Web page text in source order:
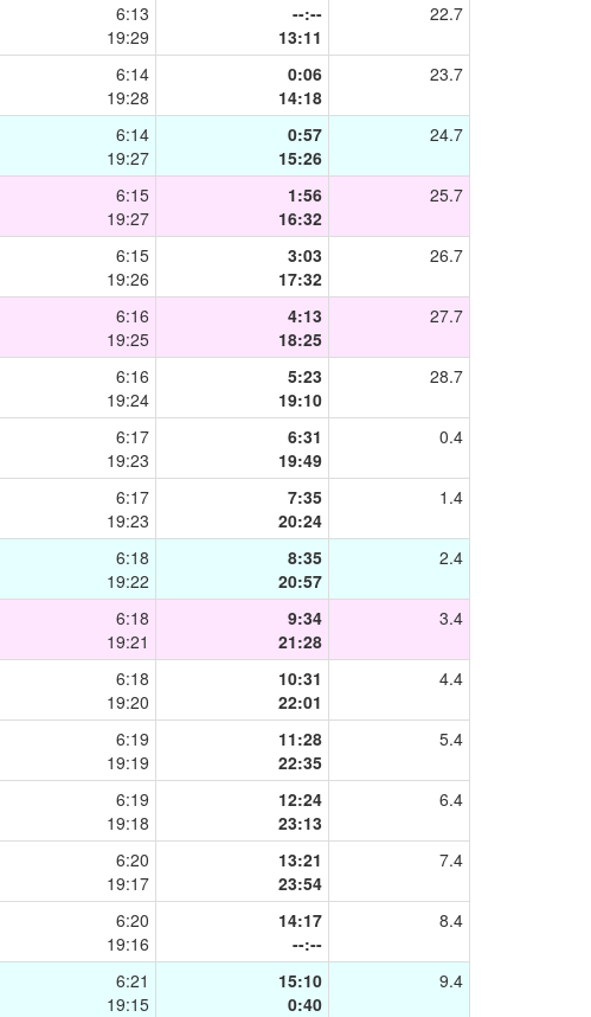
6:13
19:29
--:--
13:11
22.7
6:14
19:28
0:06
14:18
23.7
6:14
19:27
0:57
15:26
24.7
6:15
19:27
1:56
16:32
25.7
6:15
19:26
3:03
17:32
26.7
6:16
19:25
4:13
18:25
27.7
6:16
19:24
5:23
19:10
28.7
6:17
19:23
6:31
19:49
0.4
6:17
19:23
7:35
20:24
1.4
6:18
19:22
8:35
20:57
2.4
6:18
19:21
9:34
21:28
3.4
6:18
19:20
10:31
22:01
4.4
6:19
19:19
11:28
22:35
5.4
6:19
19:18
12:24
23:13
6.4
6:20
19:17
13:21
23:54
7.4
6:20
19:16
14:17
--:--
8.4
6:21
19:15
15:10
0:40
9.4